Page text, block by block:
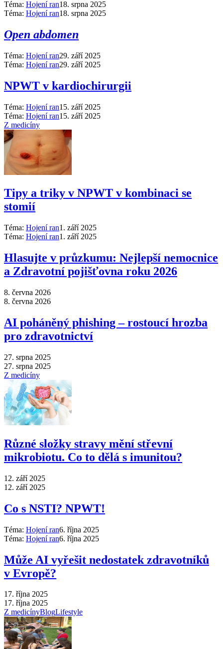
Téma: Hojení ran18. srpna 2025
Téma: Hojení ran18. srpna 2025
Open abdomen
Téma: Hojení ran29. září 2025
Téma: Hojení ran29. září 2025
NPWT v kardiochirurgii
Téma: Hojení ran15. září 2025
Téma: Hojení ran15. září 2025
Z medicíny
Tipy a triky v NPWT v kombinaci se
stomií
Téma: Hojení ran1. září 2025
Téma: Hojení ran1. září 2025
Hlasujte v průzkumu: Nejlepší nemocnice
a Zdravotní pojišťovna roku 2026
8. června 2026
8. června 2026
AI poháněný phishing –⁠ rostoucí hrozba
pro zdravotnictví
27. srpna 2025
27. srpna 2025
Z medicíny
Různé složky stravy mění střevní
mikrobiotu. Co to dělá s imunitou?
12. září 2025
12. září 2025
Co s NSTI? NPWT!
Téma: Hojení ran6. října 2025
Téma: Hojení ran6. října 2025
Může AI vyřešit nedostatek zdravotníků
v Evropě?
17. října 2025
17. října 2025
Z medicínyBlogLifestyle